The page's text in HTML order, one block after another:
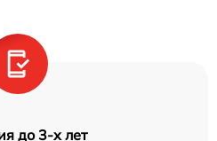
до 3-х лет